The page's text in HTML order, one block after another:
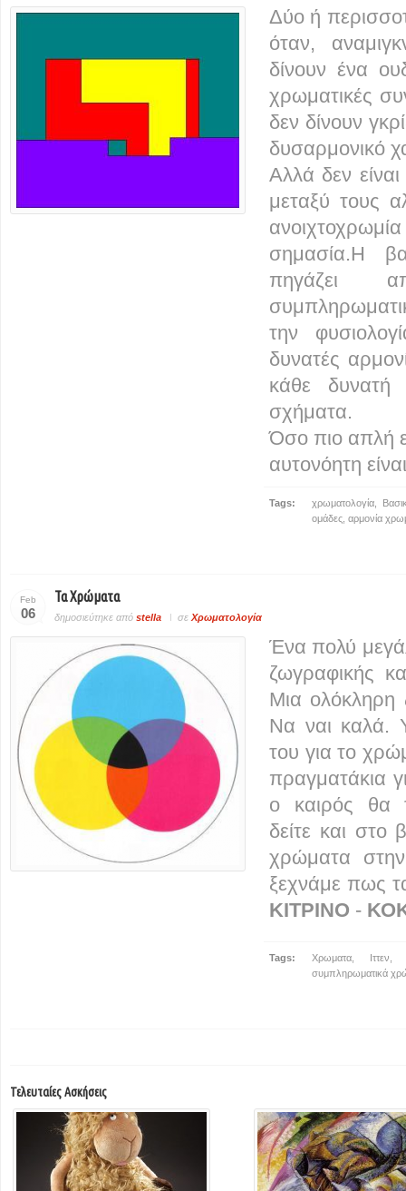
Δύο ή
όταν,
δίνουν ένα
χρωματικές
δεν δίνουν
δυσαρμονικό
Αλλά δεν
μεταξύ τους
σημασία.Η
την
δυνατές
κάθε
σχήματα.
Όσο πιο απλή
αυτονόητη
Tags: χρωματολογία
ομάδες αρμονία
Feb
06
Τα Χρώματα
δημοσιεύτηκε από stella σε Χρωματολογία
Ένα πολύ
ζωγραφικής
Μια
Να ναι καλά.
του για το
πραγματάκια
ο καιρός θα
δείτε και στο
χρώματα
ξεχνάμε πως
ΚΙΤΡΙΝΟ -
Tags: Χρωματα Ιττεν
συμπληρωματικά
Τελευταίες Ασκήσεις